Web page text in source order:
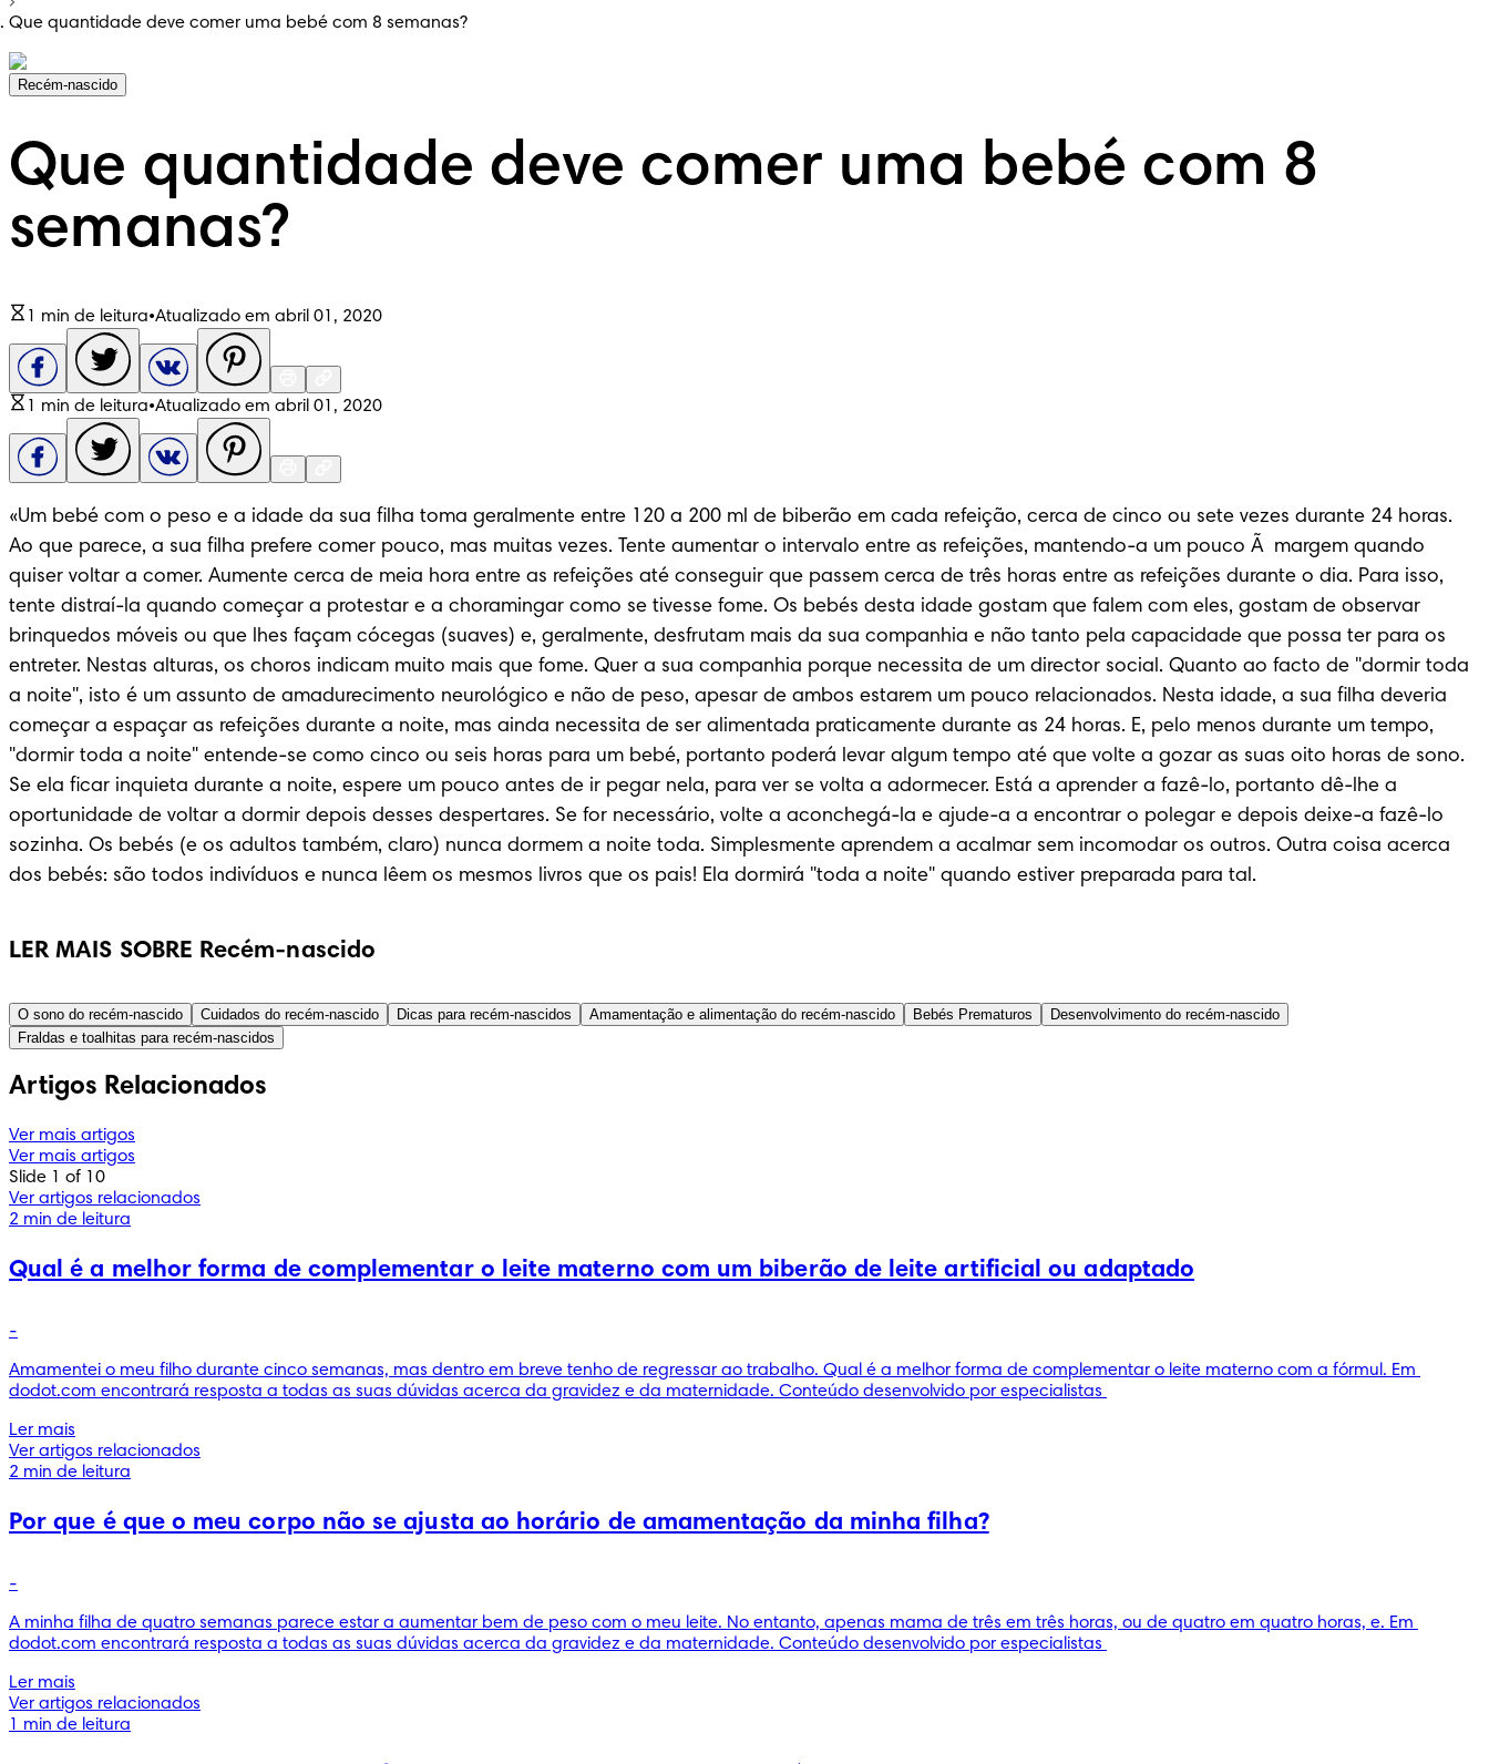
Que quantidade deve comer uma bebé com 8 semanas?
Recém-nascido
Que quantidade deve comer uma bebé com 8
semanas?
1 min de leitura•Atualizado em abril 01, 2020
1 min de leitura•Atualizado em abril 01, 2020
«Um bebé com o peso e a idade da sua filha toma geralmente entre 120 a 200 ml de biberão em cada refeição, cerca de cinco ou sete vezes durante 24 horas.
Ao que parece, a sua filha prefere comer pouco, mas muitas vezes. Tente aumentar o intervalo entre as refeições, mantendo-a um pouco Ã  margem quando
quiser voltar a comer. Aumente cerca de meia hora entre as refeições até conseguir que passem cerca de três horas entre as refeições durante o dia. Para isso,
tente distraí-la quando começar a protestar e a choramingar como se tivesse fome. Os bebés desta idade gostam que falem com eles, gostam de observar
brinquedos móveis ou que lhes façam cócegas (suaves) e, geralmente, desfrutam mais da sua companhia e não tanto pela capacidade que possa ter para os
entreter. Nestas alturas, os choros indicam muito mais que fome. Quer a sua companhia porque necessita de um director social. Quanto ao facto de "dormir toda
a noite", isto é um assunto de amadurecimento neurológico e não de peso, apesar de ambos estarem um pouco relacionados. Nesta idade, a sua filha deveria
começar a espaçar as refeições durante a noite, mas ainda necessita de ser alimentada praticamente durante as 24 horas. E, pelo menos durante um tempo,
"dormir toda a noite" entende-se como cinco ou seis horas para um bebé, portanto poderá levar algum tempo até que volte a gozar as suas oito horas de sono.
Se ela ficar inquieta durante a noite, espere um pouco antes de ir pegar nela, para ver se volta a adormecer. Está a aprender a fazê-lo, portanto dê-lhe a
oportunidade de voltar a dormir depois desses despertares. Se for necessário, volte a aconchegá-la e ajude-a a encontrar o polegar e depois deixe-a fazê-lo
sozinha. Os bebés (e os adultos também, claro) nunca dormem a noite toda. Simplesmente aprendem a acalmar sem incomodar os outros. Outra coisa acerca
dos bebés: são todos indivíduos e nunca lêem os mesmos livros que os pais! Ela dormirá "toda a noite" quando estiver preparada para tal.
LER MAIS SOBRE Recém-nascido
O sono do recém-nascido Cuidados do recém-nascido Dicas para recém-nascidos Amamentação e alimentação do recém-nascido Bebés Prematuros
Desenvolvimento do recém-nascido
Fraldas e toalhitas para recém-nascidos
Artigos Relacionados
Ver mais artigos
Ver mais artigos
Slide 1 of 10
Ver artigos relacionados
2 min de leitura
Qual é a melhor forma de complementar o leite materno com um biberão de leite artificial ou adaptado
-
Amamentei o meu filho durante cinco semanas, mas dentro em breve tenho de regressar ao trabalho. Qual é a melhor forma de complementar o leite materno com a fórmul. Em
dodot.com encontrará resposta a todas as suas dúvidas acerca da gravidez e da maternidade. Conteúdo desenvolvido por especialistas
Ler mais
Ver artigos relacionados
2 min de leitura
Por que é que o meu corpo não se ajusta ao horário de amamentação da minha filha?
-
A minha filha de quatro semanas parece estar a aumentar bem de peso com o meu leite. No entanto, apenas mama de três em três horas, ou de quatro em quatro horas, e. Em
dodot.com encontrará resposta a todas as suas dúvidas acerca da gravidez e da maternidade. Conteúdo desenvolvido por especialistas
Ler mais
Ver artigos relacionados
1 min de leitura